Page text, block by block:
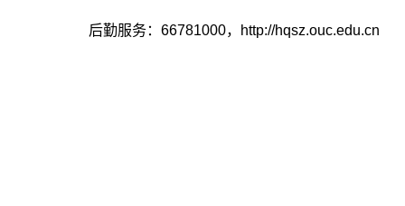
后勤服务： 66781000， http://hqsz.ouc.edu.cn